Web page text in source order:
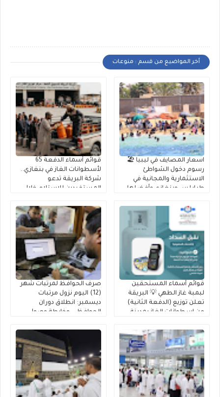
أخر المواضيع من قسم : منوعات
اسعار المصايف في ليبيا 🏖️
رسوم دخول الشواطئ
الاستثمارية والمجانية في
طرابلس وبنغازي وأفضلها
قوائم أسماء الدفعة 65
لأسطوانات الغاز في بنغازي..
شركة البريقة تدعو
المستفيدين للاستلام خلال
قوائم أسماء المستحقين
لبمبة غاز الطهي 💡 البريقة
تعلن توزيع (الدفعة الثانية)
من إسطوانات الغاز بمدينة
صرف الحوافظ لمرتبات شهر
(12) اليوم نزول مرتبات
ديسمبر: انطلاق دوران
الحوافظ .. وخارطة وصول
(راتبك لحظي)